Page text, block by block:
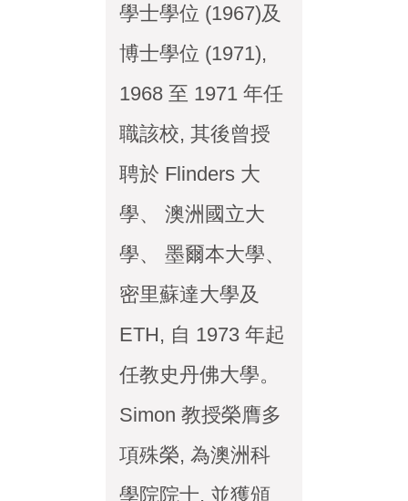
學士學位 (1967)及
博士學位 (1971),
1968 至 1971 年任
職該校, 其後曾授
聘於 Flinders 大
學、 澳洲國立大
學、 墨爾本大學、
密里蘇達大學及
ETH, 自 1973 年起
任教史丹佛大學。
Simon 教授榮膺多
項殊榮, 為澳洲科
學院院士, 並獲頒